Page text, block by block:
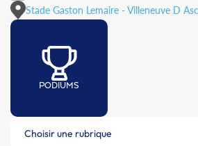
Stade Gaston Lemaire - Villeneuve D
PODIUMS
Choisir une rubrique